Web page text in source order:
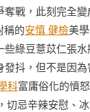
奪戰，此刻完全
稱的安慎 健檢美
些綠豆薏苡仁張
發抖，但不是因
科富庸俗化的憤
切忌辛辣安慰、